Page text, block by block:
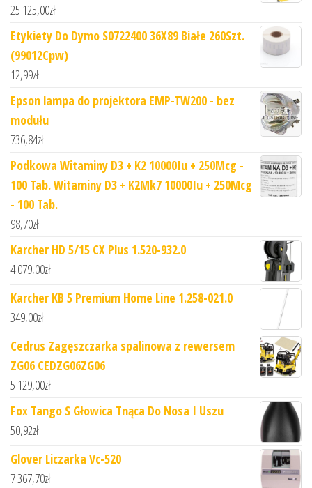
25 125,00zł
Etykiety Do Dymo S0722400 36X89 Białe 260Szt.
(99012Cpw)
12,99zł
Epson lampa do projektora EMP-TW200 - bez
modułu
736,84zł
Podkowa Witaminy D3 + K2 10000Iu + 250Mcg -
100 Tab. Witaminy D3 + K2Mk7 10000Iu + 250Mcg
- 100 Tab.
98,70zł
Karcher HD 5/15 CX Plus 1.520-932.0
4 079,00zł
Karcher KB 5 Premium Home Line 1.258-021.0
349,00zł
Cedrus Zagęszczarka spalinowa z rewersem
ZG06 CEDZG06ZG06
5 129,00zł
Fox Tango S Głowica Tnąca Do Nosa I Uszu
50,92zł
Glover Liczarka Vc-520
7 367,70zł